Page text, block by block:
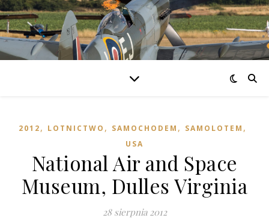
2012, LOTNICTWO , SAMOCHODEM , SAMOLOTEM ,
USA
National Air and Space
Museum, Dulles Virginia
28 sierpnia 2012